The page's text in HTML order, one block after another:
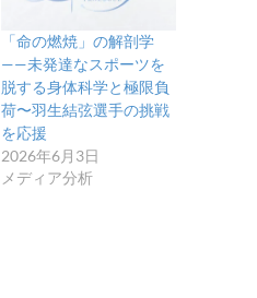
「命の燃焼」の解剖学
——未発達なスポーツを
脱する身体科学と極限負
荷〜羽生結弦選手の挑戦
を応援
2026年6月3日
メディア分析